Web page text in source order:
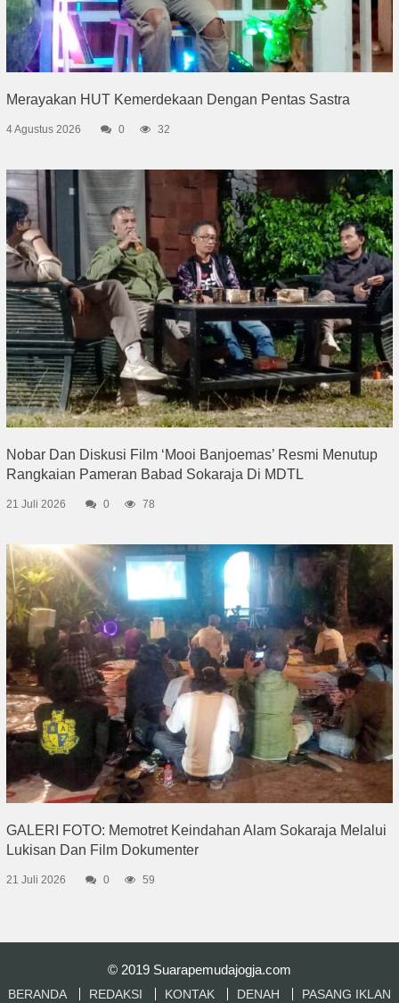
Merayakan HUT Kemerdekaan Dengan Pentas Sastra
4 Agustus 2026 0 32
Nobar Dan Diskusi Film ‘Mooi Banjoemas’ Resmi Menutup
Rangkaian Pameran Babad Sokaraja Di MDTL
21 Juli 2026 0 78
GALERI FOTO: Memotret Keindahan Alam Sokaraja Melalui
Lukisan Dan Film Dokumenter
21 Juli 2026 0 59
© 2019 Suarapemudajogja.com
BERANDA REDAKSI KONTAK DENAH PASANG IKLAN